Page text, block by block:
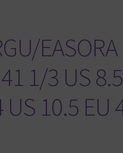
1/3 US
10.5 EU